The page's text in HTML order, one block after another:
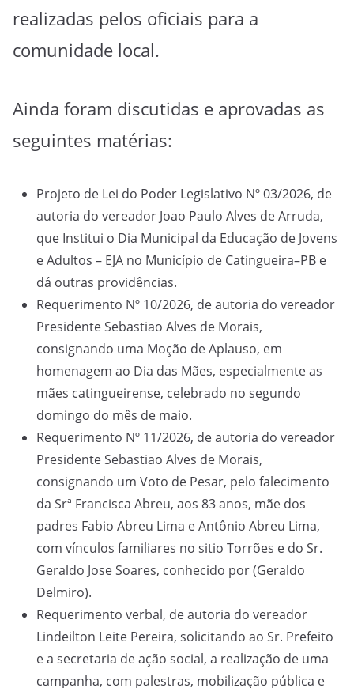
realizadas pelos oficiais para a
comunidade local.
Ainda foram discutidas e aprovadas as
seguintes matérias:
Projeto de Lei do Poder Legislativo Nº 03/2026, de
autoria do vereador Joao Paulo Alves de Arruda,
que Institui o Dia Municipal da Educação de Jovens
e Adultos – EJA no Município de Catingueira–PB e
dá outras providências.
Requerimento Nº 10/2026, de autoria do vereador
Presidente Sebastiao Alves de Morais,
consignando uma Moção de Aplauso, em
homenagem ao Dia das Mães, especialmente as
mães catingueirense, celebrado no segundo
domingo do mês de maio.
Requerimento Nº 11/2026, de autoria do vereador
Presidente Sebastiao Alves de Morais,
consignando um Voto de Pesar, pelo falecimento
da Srª Francisca Abreu, aos 83 anos, mãe dos
padres Fabio Abreu Lima e Antônio Abreu Lima,
com vínculos familiares no sitio Torrões e do Sr.
Geraldo Jose Soares, conhecido por (Geraldo
Delmiro).
Requerimento verbal, de autoria do vereador
Lindeilton Leite Pereira, solicitando ao Sr. Prefeito
e a secretaria de ação social, a realização de uma
campanha, com palestras, mobilização pública e